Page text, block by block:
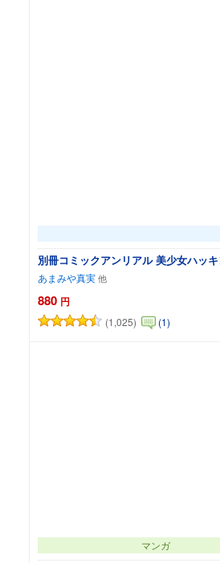
別冊コミックアンリアル 美少女ハッ
あまみや真実
880 円
(1,025) (1)
マンガ